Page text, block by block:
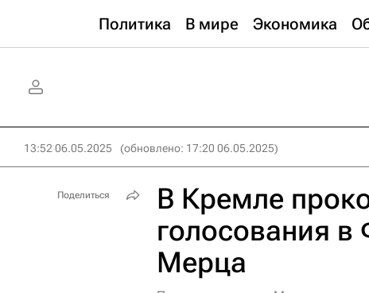
Политика В мире Экономика
13:52 06.05.2025 (обновлено: 17:20 06.05.2025)
В Кремле
голосования в
Мерца
Поделиться